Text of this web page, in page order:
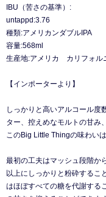
IBU（苦さの基準）:
untappd:3.76
種類:アメリカンダブルIPA
容量:568ml
生産地:アメリカ カリフォル
【インポーターより】
しっかりと高いアルコール度
ター、控えめなモルトの甘み
このBig Little Thingの味わい
最初の工夫はマッシュ段階か
以上にしっかりと粉砕するこ
はほぼすべての糖を代謝する